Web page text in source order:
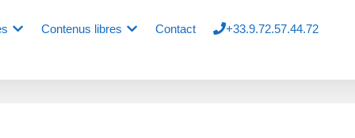
Contenus libres Contact +33.9.72.57.44.72